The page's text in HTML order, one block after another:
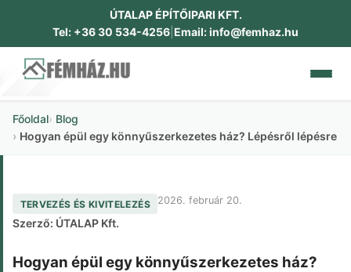
ÚTALAP ÉPÍTŐIPARI KFT.
Tel: +36 30 534-4256 Email: info@femhaz.hu
IPARI ÉPÜLETEK
DOKUMENTUMOK
Főoldal Blog
Hogyan épül egy könnyűszerkezetes ház? Lépésről lépésre
TERVEZÉS ÉS KIVITELEZÉS 2026. február 20.
Szerző: ÚTALAP Kft.
Hogyan épül egy könnyűszerkezetes ház?